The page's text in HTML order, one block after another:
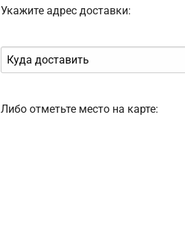
Укажите адрес доставки:
Либо отметьте место на карте: